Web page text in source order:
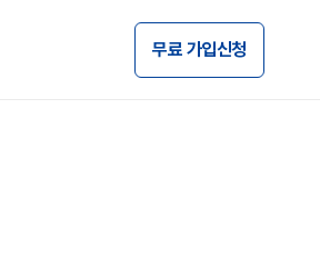
무료 가입신청